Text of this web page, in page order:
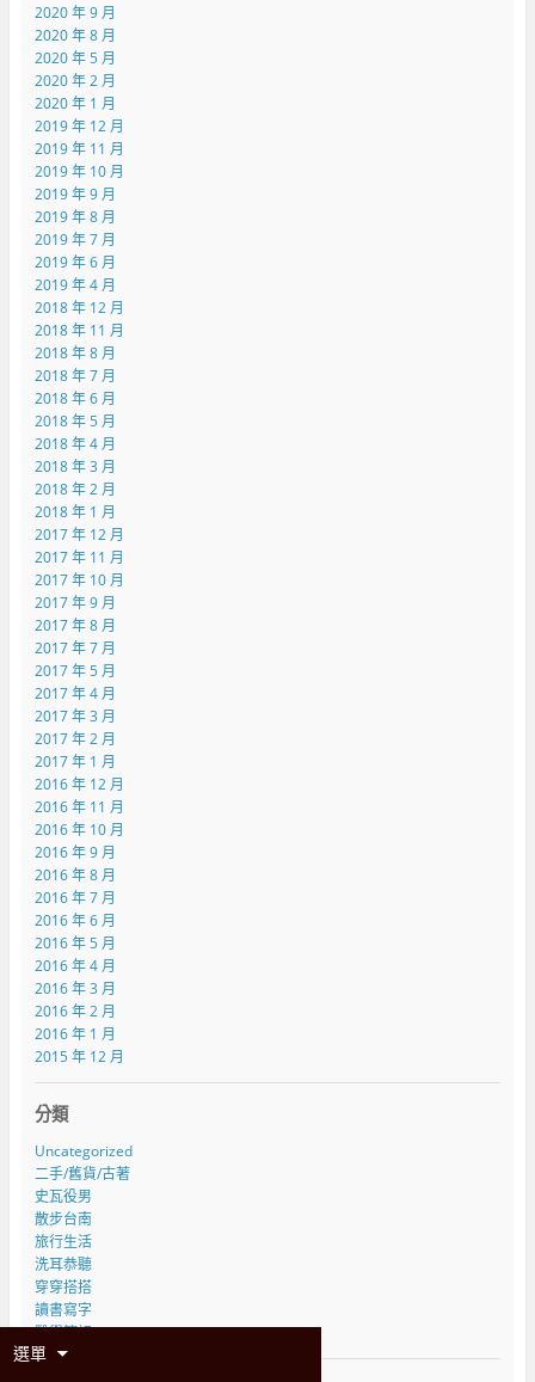
選單
2020 年 9 月
2020 年 8 月
2020 年 5 月
2020 年 2 月
2020 年 1 月
2019 年 12 月
2019 年 11 月
2019 年 10 月
2019 年 9 月
2019 年 8 月
2019 年 7 月
2019 年 6 月
2019 年 4 月
2018 年 12 月
2018 年 11 月
2018 年 8 月
2018 年 7 月
2018 年 6 月
2018 年 5 月
2018 年 4 月
2018 年 3 月
2018 年 2 月
2018 年 1 月
2017 年 12 月
2017 年 11 月
2017 年 10 月
2017 年 9 月
2017 年 8 月
2017 年 7 月
2017 年 5 月
2017 年 4 月
2017 年 3 月
2017 年 2 月
2017 年 1 月
2016 年 12 月
2016 年 11 月
2016 年 10 月
2016 年 9 月
2016 年 8 月
2016 年 7 月
2016 年 6 月
2016 年 5 月
2016 年 4 月
2016 年 3 月
2016 年 2 月
2016 年 1 月
2015 年 12 月
分類
Uncategorized
二手/舊貨/古著
史瓦役男
散步台南
旅行生活
洗耳恭聽
穿穿搭搭
讀書寫字
醫學筆記